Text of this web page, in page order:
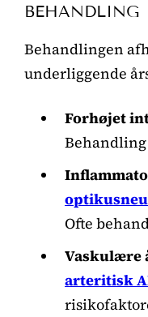
BEHANDLING
Behandlingen
underliggende
Forhøjet
Ofte
Vaskulære
arteritisk